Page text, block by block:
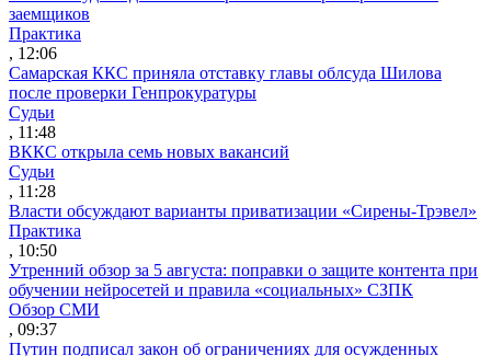
заемщиков
Практика
, 12:06
Самарская ККС приняла отставку главы облсуда Шилова
после проверки Генпрокуратуры
Судьи
, 11:48
ВККС открыла семь новых вакансий
Судьи
, 11:28
Власти обсуждают варианты приватизации «Сирены-Трэвел»
Практика
, 10:50
Утренний обзор за 5 августа: поправки о защите контента при
обучении нейросетей и правила «социальных» СЗПК
Обзор СМИ
, 09:37
Путин подписал закон об ограничениях для осужденных